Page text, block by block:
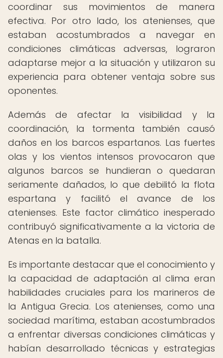
coordinar sus movimientos de manera
efectiva. Por otro lado, los atenienses, que
estaban acostumbrados a navegar en
condiciones climáticas adversas, lograron
adaptarse mejor a la situación y utilizaron su
experiencia para obtener ventaja sobre sus
oponentes.
Además de afectar la visibilidad y la
coordinación, la tormenta también causó
daños en los barcos espartanos. Las fuertes
olas y los vientos intensos provocaron que
algunos barcos se hundieran o quedaran
seriamente dañados, lo que debilitó la flota
espartana y facilitó el avance de los
atenienses. Este factor climático inesperado
contribuyó significativamente a la victoria de
Atenas en la batalla.
Es importante destacar que el conocimiento y
la capacidad de adaptación al clima eran
habilidades cruciales para los marineros de
la Antigua Grecia. Los atenienses, como una
sociedad marítima, estaban acostumbrados
a enfrentar diversas condiciones climáticas y
habían desarrollado técnicas y estrategias